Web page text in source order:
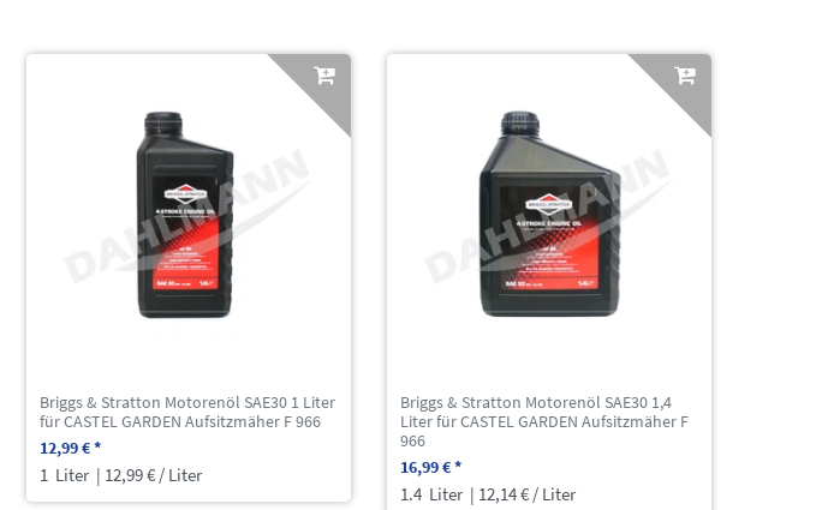
Briggs & Stratton Motorenöl SAE30 1 Liter
für CASTEL GARDEN Aufsitzmäher F 966
12,99 € *
1 Liter | 12,99 € / Liter
Briggs & Stratton Motorenöl SAE30 1,4
Liter für CASTEL GARDEN Aufsitzmäher F
966
16,99 € *
1.4 Liter | 12,14 € / Liter